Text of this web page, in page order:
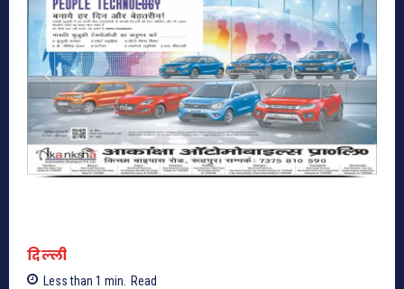
दिल्ली
Less than 1 min. Read